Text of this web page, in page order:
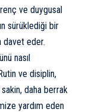
ve duygusal
sürüklediği bir
davet eder.
nasıl
ve disiplin,
daha berrak
yardım eden